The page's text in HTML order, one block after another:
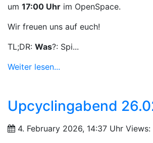
um 17:00 Uhr im OpenSpace.
Wir freuen uns auf euch!
TL;DR: Was?: Spi...
Weiter lesen...
Upcyclingabend
4. February 2026, 14:37 Uhr Views: